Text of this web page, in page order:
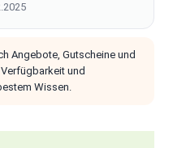
Angebote, Gutscheine und
und
Wissen.